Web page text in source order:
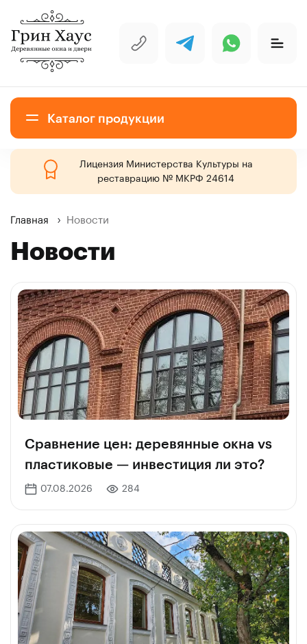
Каталог продукции
Деревянные окна
культурного наследия
Деревянные двери для объектов
культурного наследия
Лицензия Министерства Культуры на
реставрацию № МКРФ 24614
Главная Новости
Новости
Сравнение цен: деревянные окна vs
пластиковые — инвестиция ли это?
07.08.2026 284